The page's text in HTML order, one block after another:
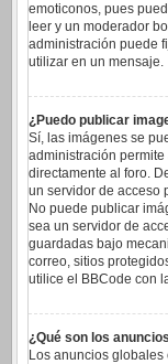
emoticonos, pues
leer y un moderador
administración puede
utilizar en un mensaje.
¿Puedo publicar
Sí, las imágenes se
administración
directamente al foro.
un servidor de acceso
No puede publicar
sea un servidor de
guardadas bajo
correo, sitios
utilice el BBCode con
¿Qué son los
Los anuncios